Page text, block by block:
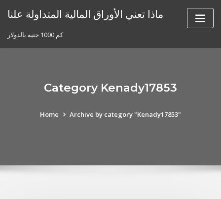
ماذا تعني الأوراق المالية المتداولة علنا
كم 1000 جنيه بالدولار
Category Kenady17853
Home Archive by category "Kenady17853"